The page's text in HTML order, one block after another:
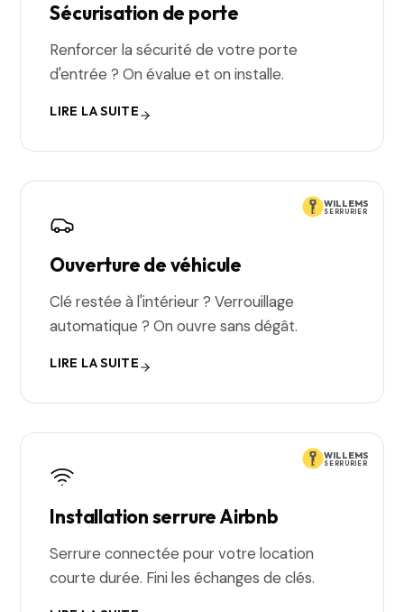
Sécurisation de porte
Renforcer la sécurité de votre porte
d'entrée ? On évalue et on installe.
LIRE LA SUITE
WILLEMS
SERRURIER
Ouverture de véhicule
Clé restée à l'intérieur ? Verrouillage
automatique ? On ouvre sans dégât.
LIRE LA SUITE
WILLEMS
SERRURIER
Installation serrure Airbnb
Serrure connectée pour votre location
courte durée. Fini les échanges de clés.